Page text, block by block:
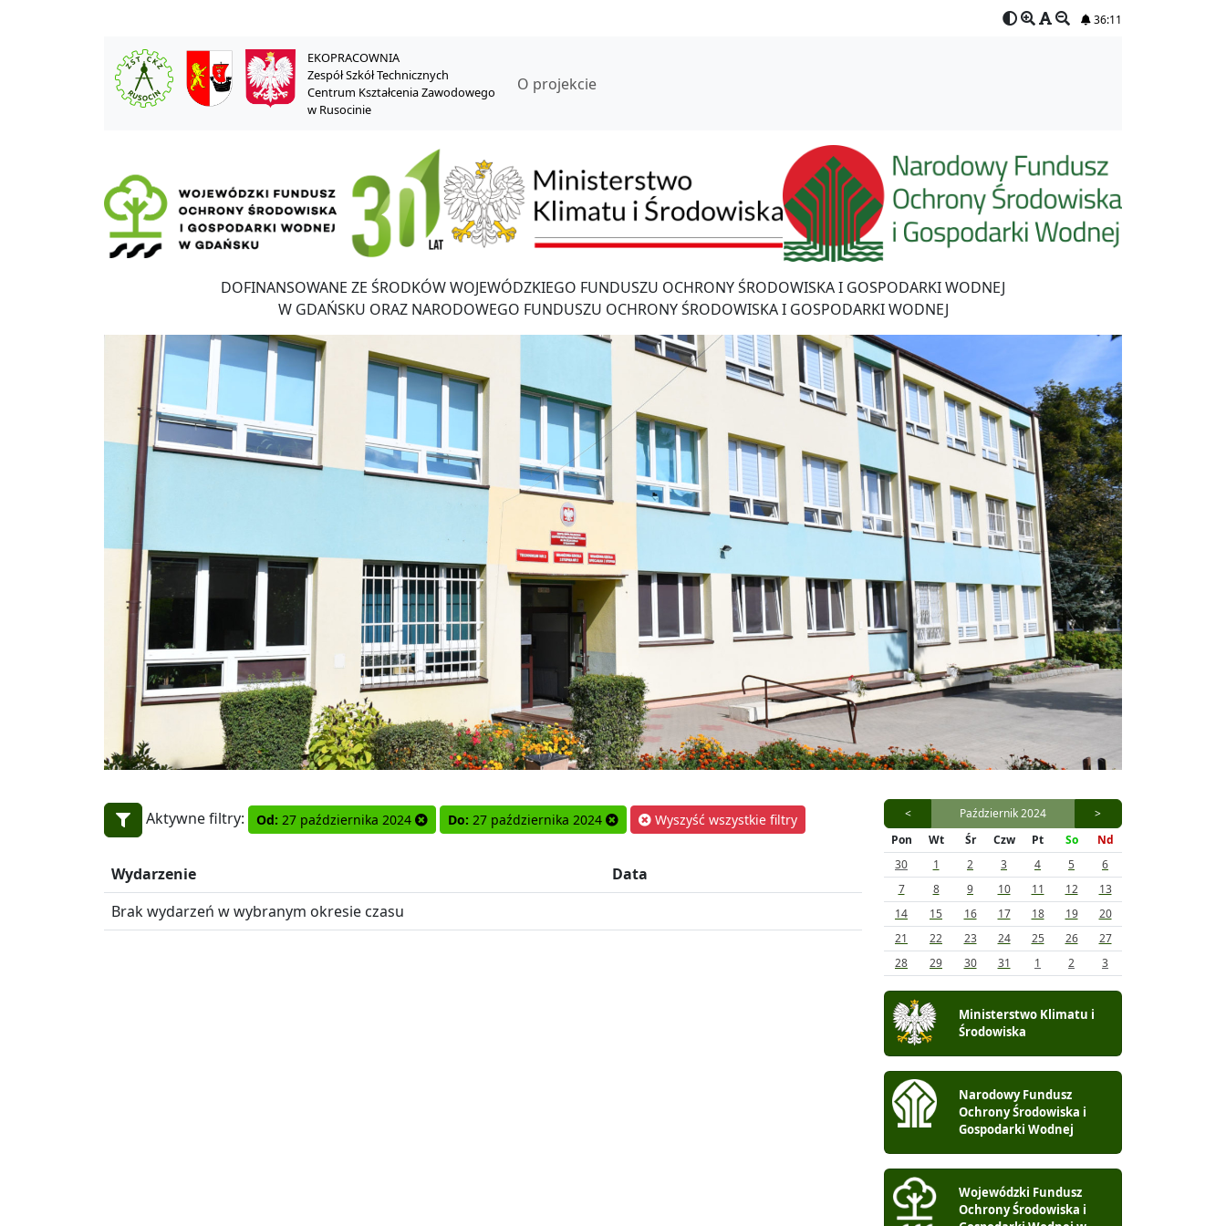
36:10
EKOPRACOWNIA
Zespół Szkół Technicznych
Centrum Kształcenia Zawodowego
w Rusocinie
O projekcie
DOFINANSOWANE ZE ŚRODKÓW WOJEWÓDZKIEGO FUNDUSZU OCHRONY ŚRODOWISKA I GOSPODARKI WODNEJ
W GDAŃSKU ORAZ NARODOWEGO FUNDUSZU OCHRONY ŚRODOWISKA I GOSPODARKI WODNEJ
Aktywne filtry: Od: 27 października 2024 Do: 27 października 2024 Wyszyść wszystkie filtry
Wydarzenie
Data
Brak wydarzeń w wybranym okresie czasu
< Październik 2024
>
Pon
Wt Śr Czw Pt So
Nd
30
1 2 3 4 5
6
7
8 9 10 11 12
13
14
15 16 17 18 19
20
21
22 23 24 25 26
27
28
29 30 31 1 2 3
Ministerstwo Klimatu i
Środowiska
Narodowy Fundusz
Ochrony Środowiska i
Gospodarki Wodnej
Wojewódzki Fundusz
Ochrony Środowiska i